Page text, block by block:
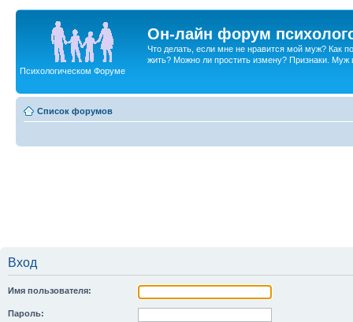
Он-лайн форум
Что делать, если мне не нравится мой муж? Как
жить? Можно ли простить измену? Признаки. Муж
Психологическом Форуме
Список форумов
Вход
Имя пользователя:
Пароль: